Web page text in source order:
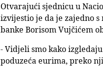
Otvarajući sjednicu u
izvijestio je da je zajedno
banke Borisom Vujčićem
- Vidjeli smo kako
poduzeća eurima, preko